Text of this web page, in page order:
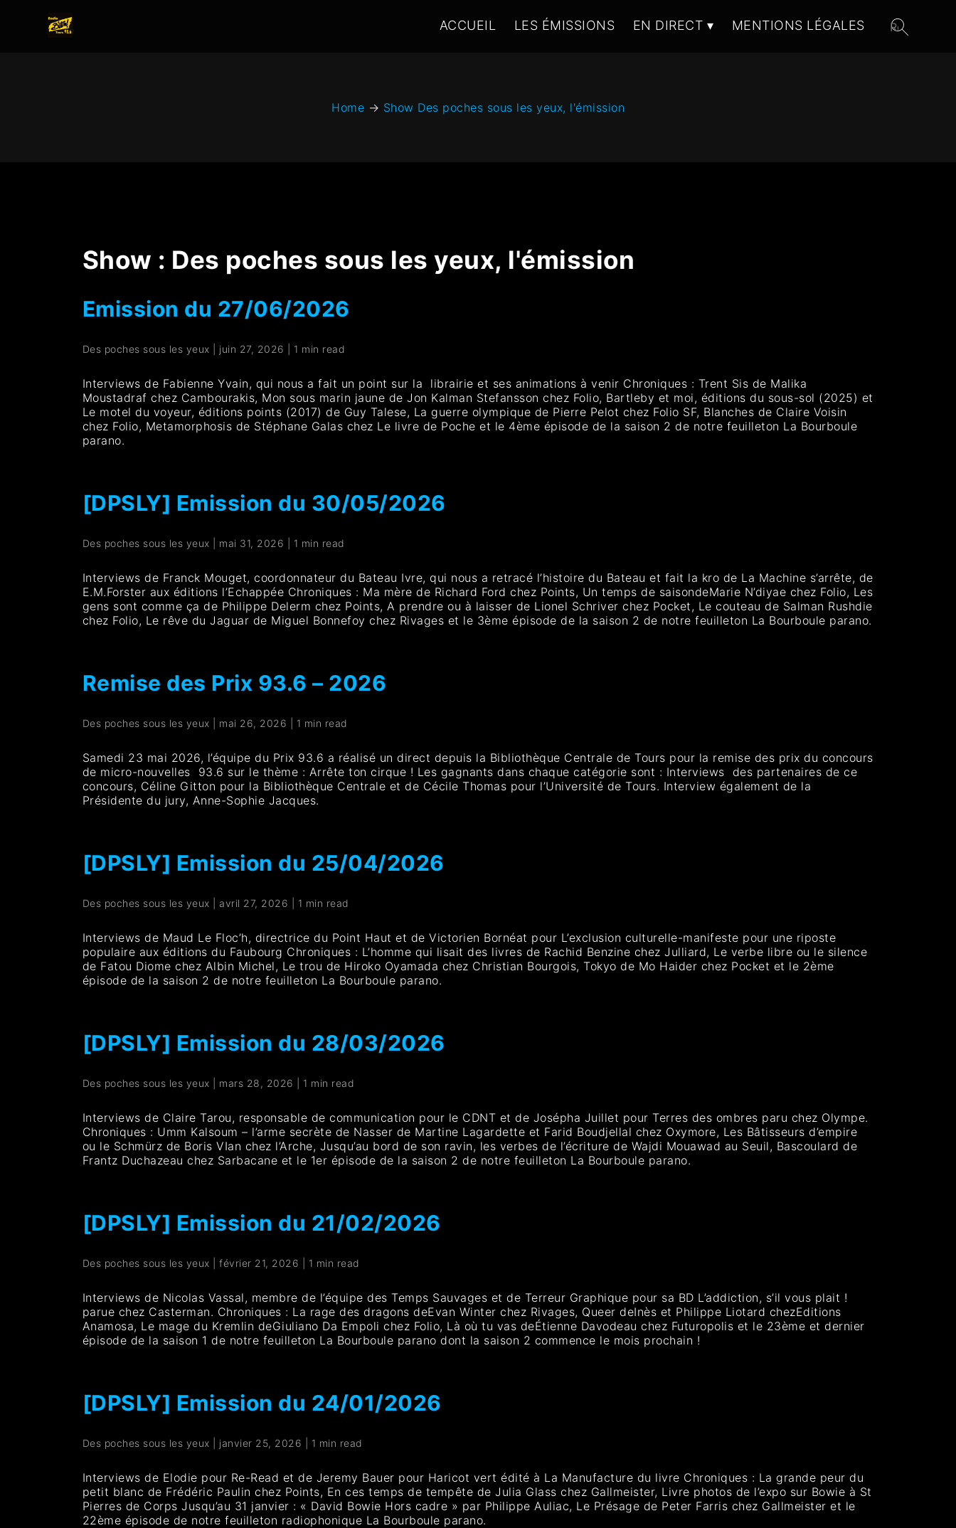
ACCUEIL LES ÉMISSIONS EN DIRECT MENTIONS LÉGALES
Home → Show Des poches sous les yeux, l'émission
Show : Des poches sous les yeux, l'émission
Emission du 27/06/2026
Des poches sous les yeux juin 27, 2026 1 min read
Interviews de Fabienne Yvain, qui nous a fait un point sur la librairie et ses animations à venir Chroniques : Trent Sis de Malika
Moustadraf chez Cambourakis, Mon sous marin jaune de Jon Kalman Stefansson chez Folio, Bartleby et moi, éditions du sous-sol (2025) et
Le motel du voyeur, éditions points (2017) de Guy Talese, La guerre olympique de Pierre Pelot chez Folio SF, Blanches de Claire Voisin
chez Folio, Metamorphosis de Stéphane Galas chez Le livre de Poche et le 4ème épisode de la saison 2 de notre feuilleton La Bourboule
parano.
[DPSLY] Emission du 30/05/2026
Des poches sous les yeux mai 31, 2026 1 min read
Interviews de Franck Mouget, coordonnateur du Bateau Ivre, qui nous a retracé l’histoire du Bateau et fait la kro de La Machine s’arrête, de
E.M.Forster aux éditions l’Echappée Chroniques : Ma mère de Richard Ford chez Points, Un temps de saisondeMarie N’diyae chez Folio, Les
gens sont comme ça de Philippe Delerm chez Points, A prendre ou à laisser de Lionel Schriver chez Pocket, Le couteau de Salman Rushdie
chez Folio, Le rêve du Jaguar de Miguel Bonnefoy chez Rivages et le 3ème épisode de la saison 2 de notre feuilleton La Bourboule parano.
Remise des Prix 93.6 – 2026
Des poches sous les yeux mai 26, 2026 1 min read
Samedi 23 mai 2026, l’équipe du Prix 93.6 a réalisé un direct depuis la Bibliothèque Centrale de Tours pour la remise des prix du concours
de micro-nouvelles 93.6 sur le thème : Arrête ton cirque ! Les gagnants dans chaque catégorie sont : Interviews des partenaires de ce
concours, Céline Gitton pour la Bibliothèque Centrale et de Cécile Thomas pour l’Université de Tours. Interview également de la
Présidente du jury, Anne-Sophie Jacques.
[DPSLY] Emission du 25/04/2026
Des poches sous les yeux avril 27, 2026 1 min read
Interviews de Maud Le Floc’h, directrice du Point Haut et de Victorien Bornéat pour L’exclusion culturelle-manifeste pour une riposte
populaire aux éditions du Faubourg Chroniques : L’homme qui lisait des livres de Rachid Benzine chez Julliard, Le verbe libre ou le silence
de Fatou Diome chez Albin Michel, Le trou de Hiroko Oyamada chez Christian Bourgois, Tokyo de Mo Haider chez Pocket et le 2ème
épisode de la saison 2 de notre feuilleton La Bourboule parano.
[DPSLY] Emission du 28/03/2026
Des poches sous les yeux mars 28, 2026 1 min read
Interviews de Claire Tarou, responsable de communication pour le CDNT et de Josépha Juillet pour Terres des ombres paru chez Olympe.
Chroniques : Umm Kalsoum – l’arme secrète de Nasser de Martine Lagardette et Farid Boudjellal chez Oxymore, Les Bâtisseurs d’empire
ou le Schmürz de Boris VIan chez l’Arche, Jusqu’au bord de son ravin, les verbes de l’écriture de Wajdi Mouawad au Seuil, Bascoulard de
Frantz Duchazeau chez Sarbacane et le 1er épisode de la saison 2 de notre feuilleton La Bourboule parano.
[DPSLY] Emission du 21/02/2026
Des poches sous les yeux |février 21, 2026 1 min read
Interviews de Nicolas Vassal, membre de l’équipe des Temps Sauvages et de Terreur Graphique pour sa BD L’addiction, s’il vous plait !
parue chez Casterman. Chroniques : La rage des dragons deEvan Winter chez Rivages, Queer deInès et Philippe Liotard chezEditions
Anamosa, Le mage du Kremlin deGiuliano Da Empoli chez Folio, Là où tu vas deÉtienne Davodeau chez Futuropolis et le 23ème et dernier
épisode de la saison 1 de notre feuilleton La Bourboule parano dont la saison 2 commence le mois prochain !
[DPSLY] Emission du 24/01/2026
Des poches sous les yeux janvier 25, 2026 1 min read
Interviews de Elodie pour Re-Read et de Jeremy Bauer pour Haricot vert édité à La Manufacture du livre Chroniques : La grande peur du
petit blanc de Frédéric Paulin chez Points, En ces temps de tempête de Julia Glass chez Gallmeister, Livre photos de l’expo sur Bowie à St
Pierres de Corps Jusqu’au 31 janvier : « David Bowie Hors cadre » par Philippe Auliac, Le Présage de Peter Farris chez Gallmeister et le
22ème épisode de notre feuilleton radiophonique La Bourboule parano.